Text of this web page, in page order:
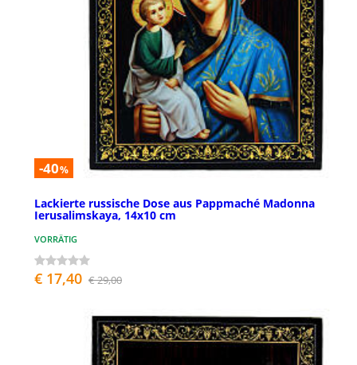
-40%
Lackierte russische Dose aus Pappmaché Madonna
Ierusalimskaya, 14x10 cm
VORRÄTIG
€ 17,40 € 29,00